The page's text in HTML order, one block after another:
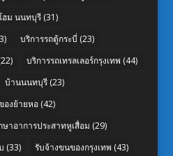
ฮม นนทบุรี(31)
บริการรถตู้กระบี่ (23)
บริการรถเทรลเลอร์กรุงเทพ (44)
บ้านนนทบุรี(23)
องย้ายหอ(42)
ษาอาการประสาทหูเสื่อม (29)
(33) รับจ้างขนของกรุงเทพ (43)